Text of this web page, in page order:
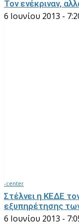
Τον ενέκριναν,
6 Ιουνίου 2013 -
-center
Στέλνει η ΚΕΔΕ
εξυπηρέτησης
6 Ιουνίου 2013 -